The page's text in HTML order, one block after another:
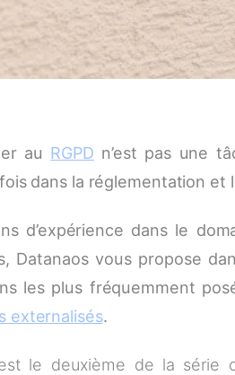
au RGPD n’est pas une
dans la réglementation et
d’expérience dans le
Datanaos vous propose
les plus fréquemment
externalisés.
le deuxième de la série